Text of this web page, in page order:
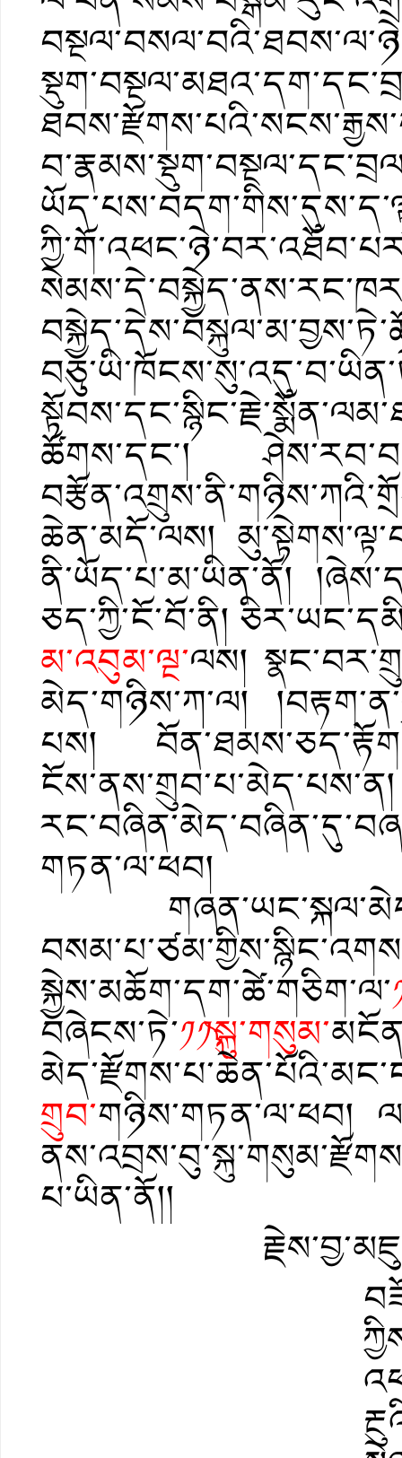
ཚོགས་དང༌།
ཆེན་མདོ་ལས།
ནི་ཡོད་པ་མ་ཡིན་ནོ།
ཅད་ཀྱི་ངོ་བོ་ནི།
མ་འབུམ་ལྔ་ལས།
མེད་གཉིས་ཀ་ལ།
པས།
གཏན་ལ་ཕབ།
སྐྱེས་མཆོག་དག་ཚེ་གཅིག་ལ་
བཞེངས་ཏེ་༡༡༽སྐུ་གསུམ་
གྲུབ་གཉིས་གཏན་ལ་ཕབ།
པ་ཡིན་ནོ།།